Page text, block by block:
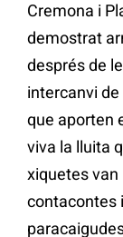
Cremona i
demostrat
després de
intercanvi
que aporten
viva la lluita
xiquetes van
contacontes